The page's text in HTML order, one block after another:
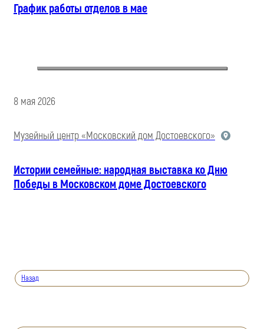
График работы отделов в мае
8 мая 2026
Музейный центр «Московский дом Достоевского»
Истории семейные: народная выставка ко Дню
Победы в Московском доме Достоевского
Назад